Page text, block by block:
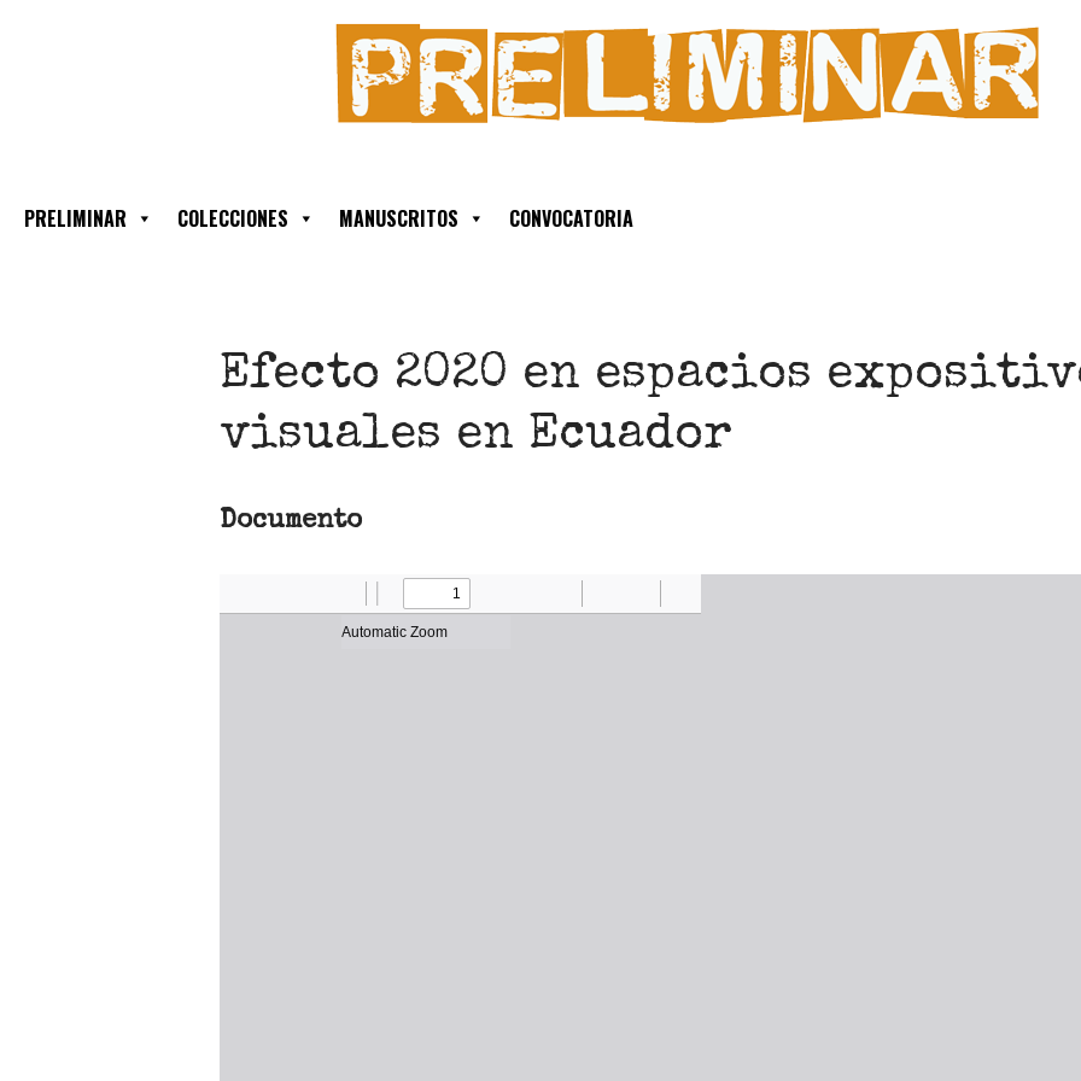
PRELIMINAR COLECCIONES MANUSCRITOS CONVOCATORIA
Efecto 2020 en espacios
visuales en Ecuador
Documento